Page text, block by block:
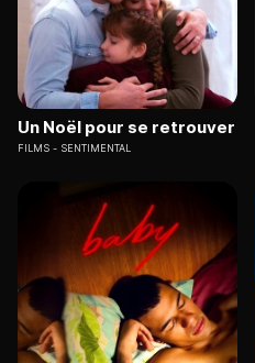
Un Noël pour se retrouver
FILMS SENTIMENTAL